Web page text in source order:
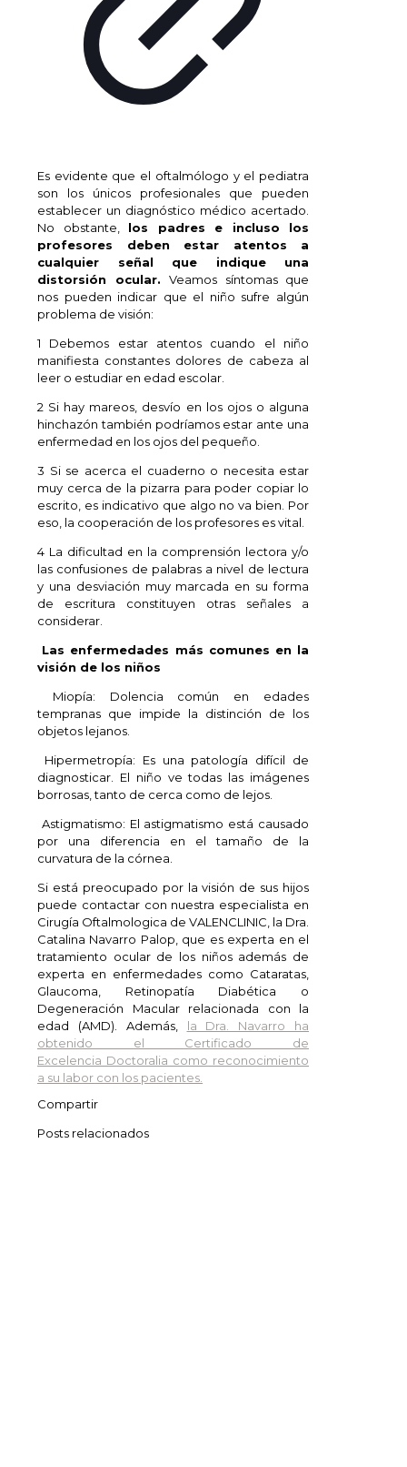
Es evidente que el oftalmólogo y el pediatra
son los únicos profesionales que pueden
establecer un diagnóstico médico acertado.
No obstante, los padres e incluso los
profesores deben estar atentos a
cualquier señal que indique una
distorsión ocular. Veamos síntomas que
nos pueden indicar que el niño sufre algún
problema de visión:
1 Debemos estar atentos cuando el niño
manifiesta constantes dolores de cabeza al
leer o estudiar en edad escolar.
2 Si hay mareos, desvío en los ojos o alguna
hinchazón también podríamos estar ante una
enfermedad en los ojos del pequeño.
3 Si se acerca el cuaderno o necesita estar
muy cerca de la pizarra para poder copiar lo
escrito, es indicativo que algo no va bien. Por
eso, la cooperación de los profesores es vital.
4 La dificultad en la comprensión lectora y/o
las confusiones de palabras a nivel de lectura
y una desviación muy marcada en su forma
de escritura constituyen otras señales a
considerar.
Las enfermedades más comunes en la
visión de los niños
Miopía: Dolencia común en edades
tempranas que impide la distinción de los
objetos lejanos.
Hipermetropía: Es una patología difícil de
diagnosticar. El niño ve todas las imágenes
borrosas, tanto de cerca como de lejos.
Astigmatismo: El astigmatismo está causado
por una diferencia en el tamaño de la
curvatura de la córnea.
Si está preocupado por la visión de sus hijos
puede contactar con nuestra especialista en
Cirugía Oftalmologica de VALENCLINIC, la Dra.
Catalina Navarro Palop, que es experta en el
tratamiento ocular de los niños además de
experta en enfermedades como Cataratas,
Glaucoma, Retinopatía Diabética o
Degeneración Macular relacionada con la
edad (AMD). Además, la Dra. Navarro ha
obtenido el Certificado de
Excelencia Doctoralia como reconocimiento
a su labor con los pacientes.
Compartir
Posts relacionados